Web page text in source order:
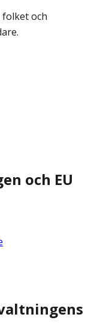
och
och EU